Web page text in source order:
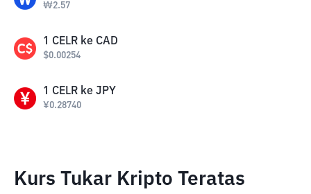
₩2.57
1 CELR ke CAD
$0.00254
1 CELR ke JPY
¥0.28740
Kurs Tukar Kripto Teratas